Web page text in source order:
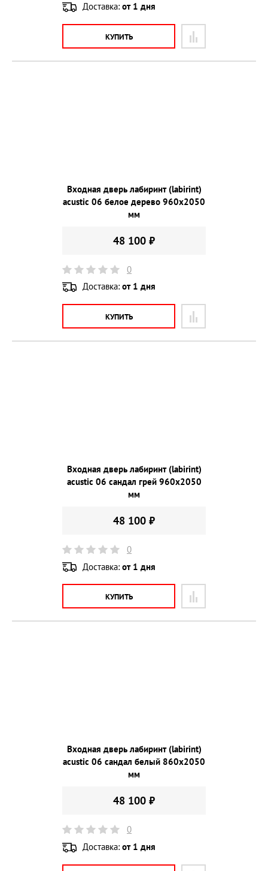
Доставка: от 1 дня
КУПИТЬ
Входная дверь лабиринт (labirint)
acustic 06 белое дерево 960х2050
мм
48 100 ₽
0
Доставка: от 1 дня
КУПИТЬ
Входная дверь лабиринт (labirint)
acustic 06 сандал грей 960х2050
мм
48 100 ₽
0
Доставка: от 1 дня
КУПИТЬ
Входная дверь лабиринт (labirint)
acustic 06 сандал белый 860х2050
мм
48 100 ₽
0
Доставка: от 1 дня